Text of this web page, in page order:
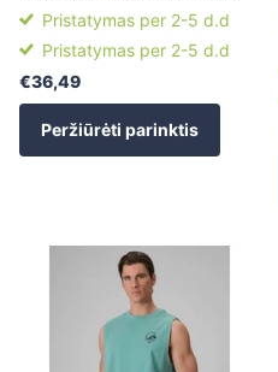
Pristatymas per 2-5 d.d
Pristatymas per 2-5 d.d
€36,49
Peržiūrėti parinktis